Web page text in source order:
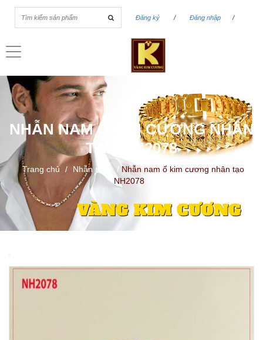
Đăng ký / Đăng nhập /
Toggle
NHẪN NAM Ổ KIM CƯƠNG NHÂN
TẠO NH2078
Trang chủ / Nhẫn nam / Nhẫn nam ổ kim cương nhân tạo
NH2078